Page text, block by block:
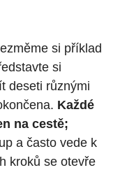
si příklad
si
deseti různými
Každé
na cestě;
a často vede k
kroků se otevře